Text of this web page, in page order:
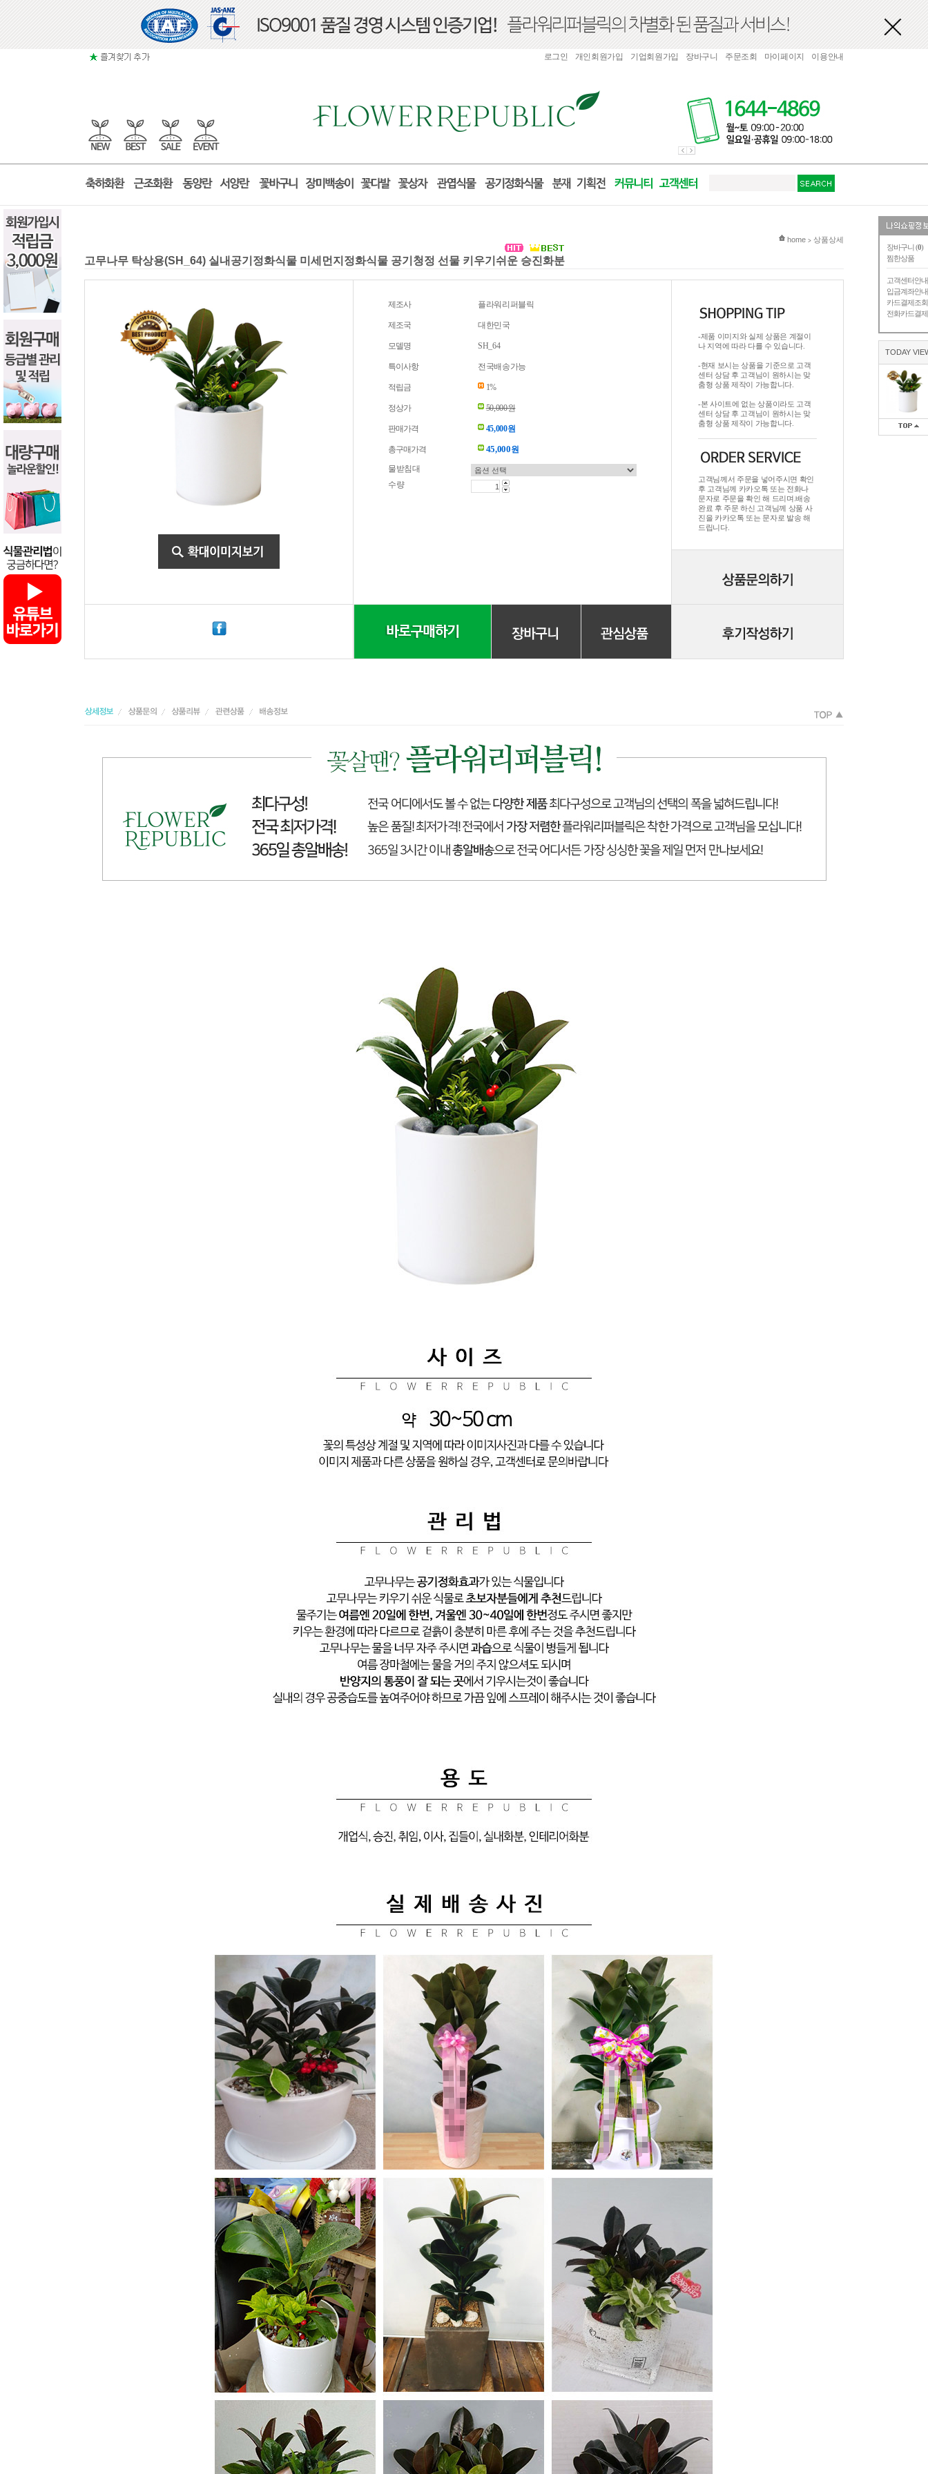
장바구니 (0)
찜한상품
고객센터안내
입금계좌안내
카드결제조회
전화카드결제
TODAY
로그인 개인회원가입 기업회원가입 장바구니 주문조회 마이페이지 이용안내
현재 위치
home > 상품상세
고무나무 탁상용(SH_64) 실내공기정화식물 미세먼지정화식물 공기청정 선물 키우기쉬운 승진화분
제조사 플라워리퍼블릭
제조국 대한민국
모델명 SH_64
특이사항 전국배송가능
적립금 1%
정상가 50,000원
판매가격 45,000원
총구매가격 45,000원
물받침대
수량
-제품 이미지와 실제 상품은 계절이
나 지역에 따라 다를 수 있습니다.
-현재 보시는 상품을 기준으로 고객
센터 상담 후 고객님이 원하시는 맞
춤형 상품 제작이 가능합니다.
-본 사이트에 없는 상품이라도 고객
센터 상담 후 고객님이 원하시는 맞
춤형 상품 제작이 가능합니다.
고객님께서 주문을 넣어주시면 확인
후 고객님께 카카오톡 또는 전화나
문자로 주문을 확인 해 드리며.배송
완료 후 주문 하신 고객님께 상품 사
진을 카카오톡 또는 문자로 발송 해
드립니다.